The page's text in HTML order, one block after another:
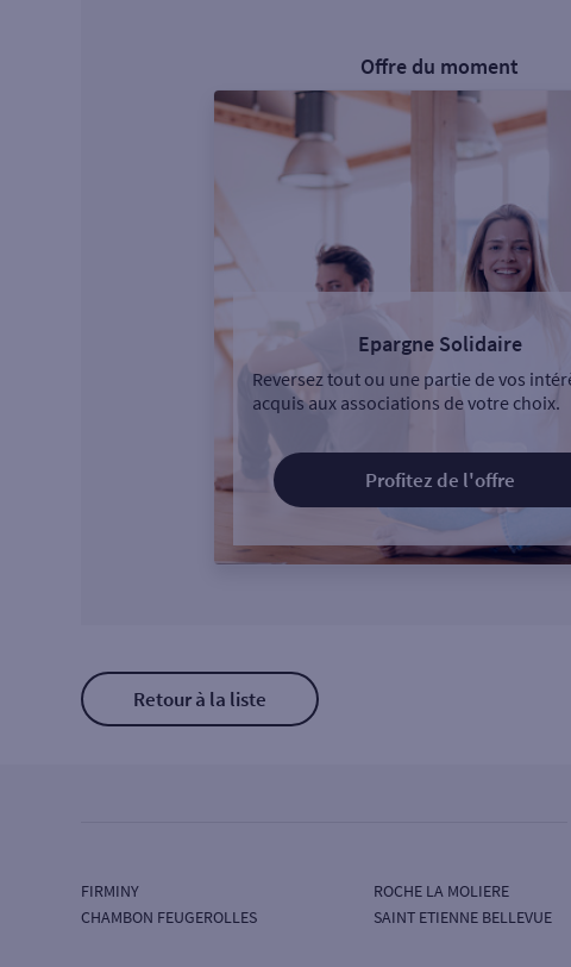
Offre du moment
Epargne Solidaire
Reversez tout ou une partie de vos
acquis aux associations de votre choix.
Profitez de l'offre
Retour à la liste
FIRMINY
CHAMBON FEUGEROLLES
ROCHE LA MOLIERE
SAINT ETIENNE BELLEVUE